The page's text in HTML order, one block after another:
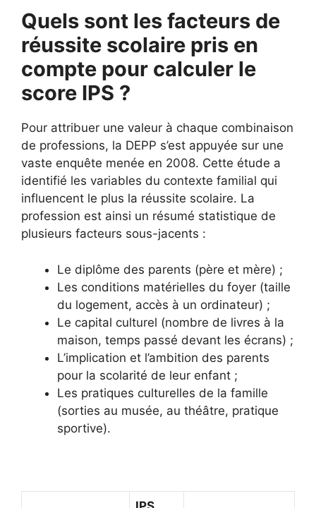
Quels sont les facteurs de
réussite scolaire pris en
compte pour calculer le
score IPS ?
Pour attribuer une valeur à chaque combinaison
de professions, la DEPP s’est appuyée sur une
vaste enquête menée en 2008. Cette étude a
identifié les variables du contexte familial qui
influencent le plus la réussite scolaire. La
profession est ainsi un résumé statistique de
plusieurs facteurs sous-jacents :
Le diplôme des parents (père et mère) ;
Les conditions matérielles du foyer (taille
du logement, accès à un ordinateur) ;
Le capital culturel (nombre de livres à la
maison, temps passé devant les écrans) ;
L’implication et l’ambition des parents
pour la scolarité de leur enfant ;
Les pratiques culturelles de la famille
(sorties au musée, au théâtre, pratique
sportive).